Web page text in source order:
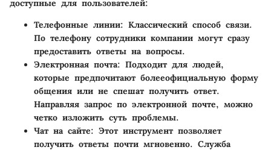
доступные для пользователей:
Телефонные линии: Классический способ связи.
По телефону сотрудники компании могут сразу
предоставить ответы на вопросы.
Электронная почта: Подходит для людей,
которые предпочитают болееофициальную форму
общения или не спешат получить ответ.
Направляя запрос по электронной почте, можно
четко изложить суть проблемы.
Чат на сайте: Этот инструмент позволяет
получить ответы почти мгновенно. Служба